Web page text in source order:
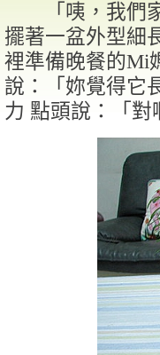
「咦，我們家
擺著一盆外型細
裡準備晚餐的Mi
說：「妳覺得它
力 點頭說：「